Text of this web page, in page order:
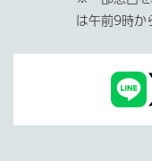
は午前9時か